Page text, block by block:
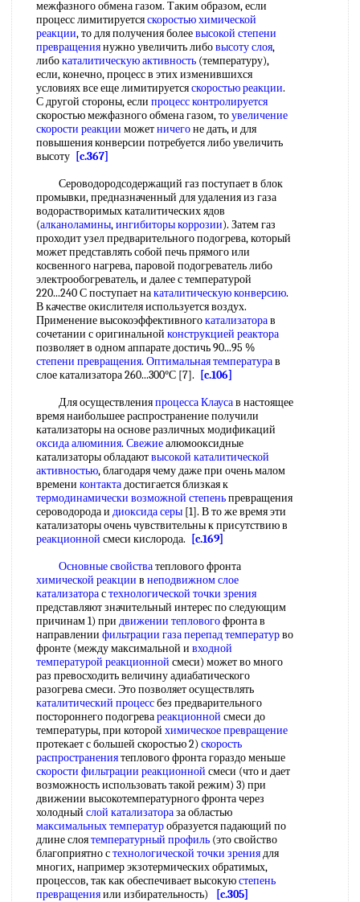
межфазного обмена газом. Таким образом, если
процесс лимитируетсяскоростью химической
реакции, то для получения болеевысокой степени
превращениянужно увеличить либовысоту слоя,
либокаталитическую активность (температуру),
если, конечно, процесс в этих изменившихся
условиях все еще лимитируетсяскоростью реакции.
С другой стороны, если процесс контролируется
скоростью межфазного обмена газом, тоувеличение
скорости реакции можетничегоне дать, и для
повышения конверсии потребуется либо увеличить
высоту [c.367]
Сероводородсодержащий газ поступает в блок
промывки, предназначенный для удаления из газа
водорастворимых каталитических ядов
(алканоламины,ингибиторы коррозии). Затем газ
проходит узел предварительного подогрева, который
может представлять собой печь прямого или
косвенного нагрева, паровой подогреватель либо
электрообогреватель, и далее с температурой
220...240 С поступает накаталитическую конверсию.
В качестве окислителя используется воздух.
Применение высокоэффективногокатализаторав
сочетании с оригинальной конструкцией реактора
позволяет в одном аппарате достичь 90...95 %
степени превращения. Оптимальная температурав
слое катализатора 260...300°С [7].
[c.106]
Для осуществленияпроцесса Клаусав настоящее
время наибольшее распространение получили
катализаторы на основе различных модификаций
оксида алюминия. Свежиеалюмооксидные
катализаторы обладаютвысокой каталитической
активностью, благодаря чему даже при очень малом
времени контактадостигается близкая к
термодинамически возможной степеньпревращения
сероводорода и диоксида серы [1]. В то же время эти
катализаторы очень чувствительны к присутствию в
реакционной смеси кислорода.
[c.169]
Основные свойстватеплового фронта
химической реакции в неподвижном слое
катализаторастехнологической точки зрения
представляют значительный интерес по следующим
причинам 1) при движении тепловогофронта в
направлении фильтрации газаперепад температурво
фронте (между максимальной и входной
температурой реакционной смеси) может во много
раз превосходить величину адиабатического
разогрева смеси. Это позволяет осуществлять
каталитический процессбез предварительного
постороннего подогревареакционной смеси до
температуры, при которой химическое превращение
протекает с большей скоростью 2) скорость
распространениятеплового фронта гораздо меньше
скорости фильтрации реакционной смеси (что и дает
возможность использовать такой режим) 3) при
движении высокотемпературного фронта через
холодный слой катализатораза областью
максимальных температуробразуется падающий по
длине слоятемпературный профиль (это свойство
благоприятно стехнологической точки зрениядля
многих, например экзотермических обратимых,
процессов, так как обеспечивает высокуюстепень
превращенияили избирательность)
[c.305]